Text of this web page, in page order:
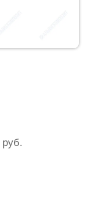
руб.